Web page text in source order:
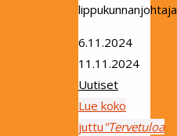
lippukunnanjohtaja
6.11.2024
11.11.2024
Uutiset
Lue koko
juttu "Tervetuloa